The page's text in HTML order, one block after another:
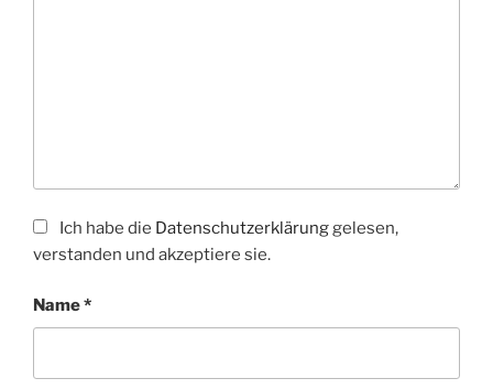
Ich habe die Datenschutzerklärunggelesen,
verstanden und akzeptiere sie.
Name*